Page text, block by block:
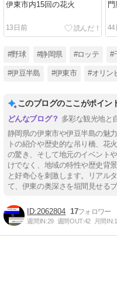
伊東市内15回の花火
13日前 44
#野球 #静岡県 #ロッテ #
#伊豆半島 #伊東市 #オリン
このブログのここがポイン
多彩な観光地と
静岡県の伊東市や伊豆半島の魅
トの紹介や歴史的な吊り橋、花
の驚き、そして地元のイベント
けでなく、地域の特性や歴史背
と好奇心を刺激します。リアル
て、伊東の奥深さを垣間見せるブ
2062804 17
週間IN:29 週間OUT:42 月間IN: